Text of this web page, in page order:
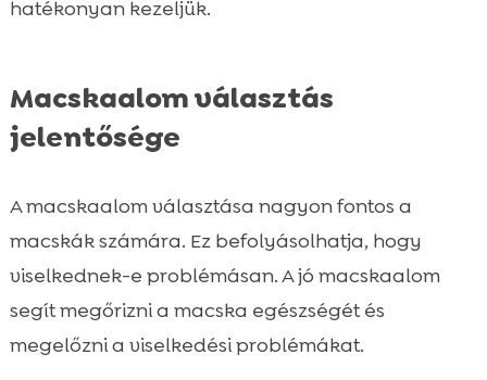
hatékonyan kezeljük.
Macskaalom választás
jelentősége
A macskaalom választása nagyon fontos a
macskák számára. Ez befolyásolhatja, hogy
viselkednek-e problémásan. A jó macskaalom
segít megőrizni a macska egészségét és
megelőzni a viselkedési problémákat.